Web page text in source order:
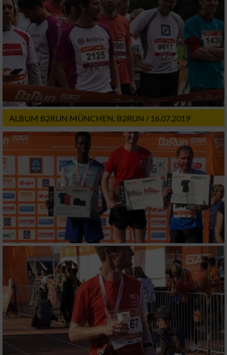
ALBUM B2RUN MÜNCHEN, B2RUN / 16.07.2019